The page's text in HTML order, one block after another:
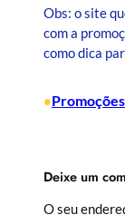
Obs: o site
com a
como dica
•Promoções
Deixe um
O seu